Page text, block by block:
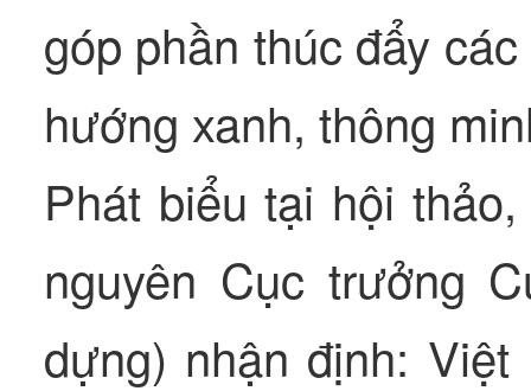
góp phần thúc đẩy
hướng xanh, thông
Phát biểu tại hội
nguyên Cục trưởng
dựng) nhận định: